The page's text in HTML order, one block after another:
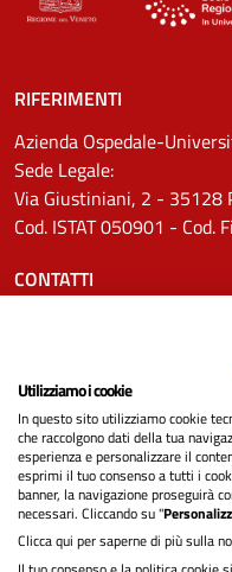
RIFERIMENTI
Azienda Ospedale-
Sede Legale:
Via Giustiniani, 2 - 35128
Cod. ISTAT 050901 - Cod.
CONTATTI
Pec:
SEGUICI SU
Privacy
Utilizziamo i cookie
In questo sito utilizziamo cookie
che raccolgono dati della tua
esperienza e personalizzare il
esprimi il tuo consenso a tutti i
banner, la navigazione proseguirà
necessari. Cliccando su "
Clicca qui per saperne di più sulla